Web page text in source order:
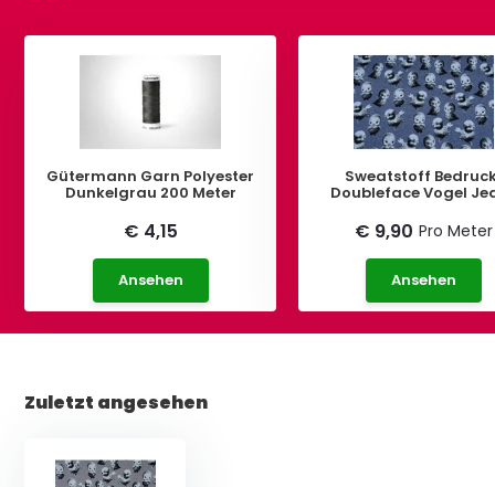
Gütermann Garn Polyester
Dunkelgrau 200 Meter
€ 4,15
Ansehen
Sweatstoff
Doubleface Vogel
€ 9,90 Pro Meter
Ansehen
Zuletzt angesehen